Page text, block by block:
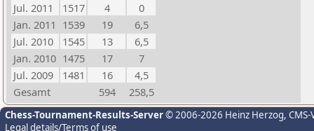
Jul. 2011
1517 4
0
Jan. 2011 1539 19
6,5
Jul. 2010
1545 13
6,5
Jan. 2010 1475 17
7
Jul. 2009
1481 16
4,5
Gesamt
594 258,5
Chess-Tournament-Results-Server© 2006-2026 Heinz Herzog,
Legal details/Terms of use